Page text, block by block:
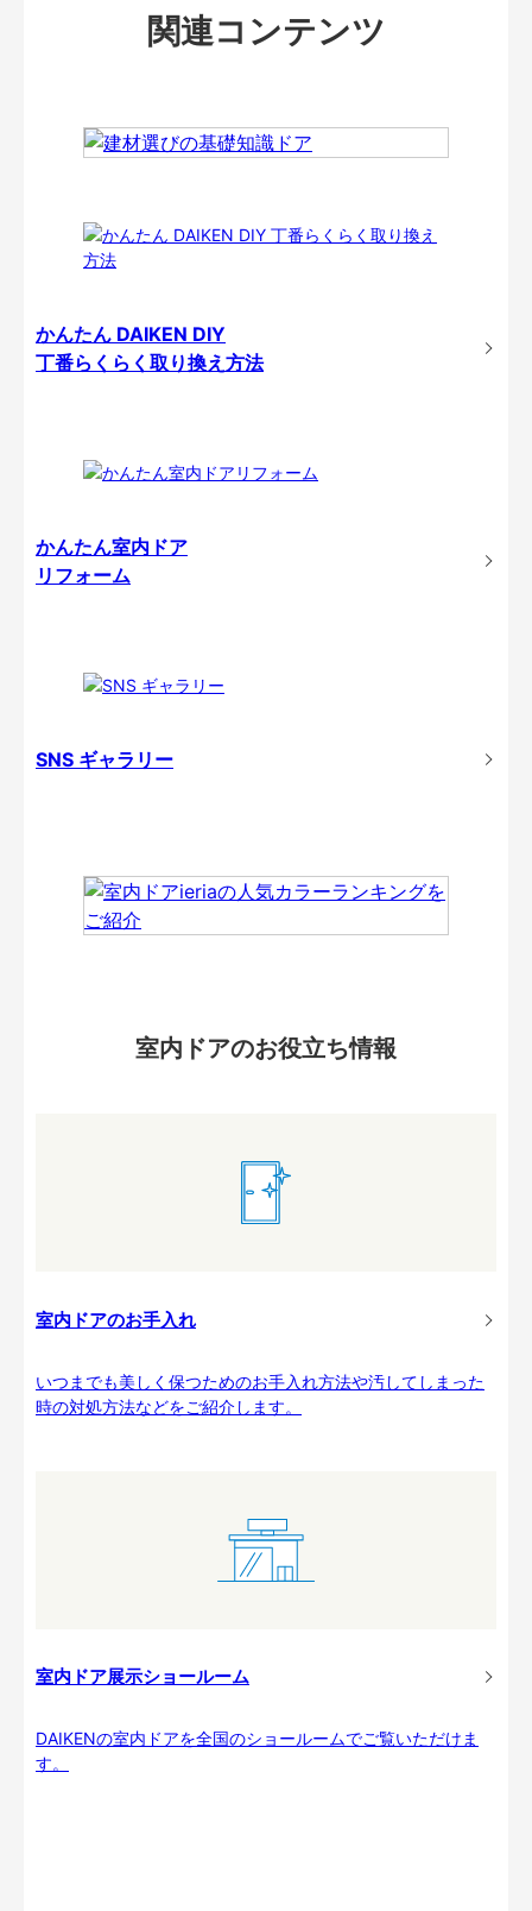
関連コンテンツ
かんたん DAIKEN DIY
丁番らくらく取り換え方法
かんたん室内ドア
リフォーム
SNS ギャラリー
室内ドアのお役立ち情報
室内ドアのお手入れ
いつまでも美しく保つためのお手入れ方法や汚してしまった
時の対処方法などをご紹介します。
室内ドア展示ショールーム
DAIKENの室内ドアを全国のショールームでご覧いただけま
す。